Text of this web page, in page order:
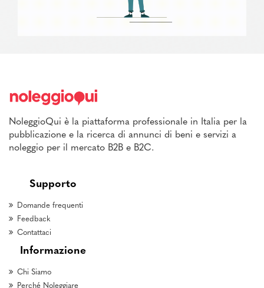
NoleggioQui è la piattaforma professionale in Italia per la
pubblicazione e la ricerca di annunci di beni e servizi a
noleggio per il mercato B2B e B2C.
Supporto
Domande frequenti
Feedback
Contattaci
Informazione
Chi Siamo
Perché Noleggiare